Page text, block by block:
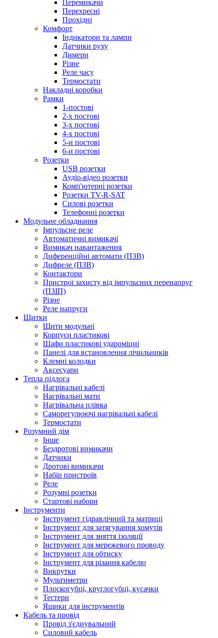
Перемикачи
Перехресні
Прохідні
Комфорт
Індикатори та лампи
Датчики руху
Димери
Різне
Реле часу
Термостати
Накладні коробки
Рамки
1-постові
2-х постові
3-х постові
4-х постові
5-и постові
6-и постові
Розетки
USB розетки
Аудіо-відео розетки
Комп'ютерні розетки
Розетки TV-R-SAT
Силові розетки
Телефонні розетки
Модульне обладнання
Імпульсне реле
Автоматичні вимикачі
Вимикач навантаження
Диференційні автомати (ПЗВ)
Дифреле (ПЗВ)
Контактори
Пристрої захисту від імпульсних перенапруг
(ПЗІП)
Різне
Реле напруги
Щитки
Щити модульні
Корпуси пластикові
Шафи пластикові удароміцні
Панелі для встановлення лічильників
Клемні колодки
Аксесуари
Тепла підлога
Нагрівальні кабелі
Нагрівальні мати
Нагрівальна плівка
Саморегулюючі нагрівальні кабелі
Термостати
Розумний дім
Інше
Бездротові вимикачи
Датчики
Дротові вимикачи
Набір пристроїв
Реле
Розумні розетки
Стартові набори
Інструменти
Інструмент гідравлічний та матриці
Інструмент для затягування хомутів
Інструмент для зняття ізоляції
Інструмент для мережевого проводу
Інструмент для обтиску
Інструмент для різання кабелю
Викрутки
Мультиметри
Плоскогубці, круглогубці, кусачки
Тестери
Ящики для інструментів
Кабель та провід
Провід з'єднувальний
Силовий кабель